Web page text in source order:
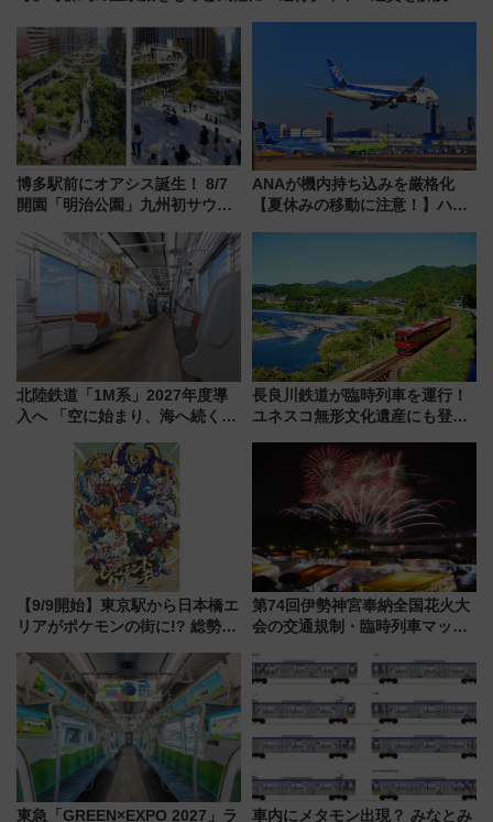
博多駅前にオアシス誕生！ 8/7
開園「明治公園」九州初サウナ
品グルメ登場で駅前の過ごし方
はどう変わる？
ANAが機内持ち込みを厳格化
【夏休みの移動に注意！】ハン
(40×30×20cm)おさらい
北陸鉄道「1M系」2027年度導
入へ 「空に始まり、海へ続く」
神秘的なデザイン
長良川鉄道が臨時列車を運行！
ユネスコ無形文化遺産にも登録
に 乗車には予約が必要
【9/9開始】東京駅から日本橋エ
リアがポケモンの街に!? 総勢
リサーチ」本格謎解き・グッズ
情報まとめ
第74回伊勢神宮奉納全国花火大
会の交通規制・臨時列車マッ
セス
東急「GREEN×EXPO 2027」ラ
車内にメタモン出現？ みなとみ